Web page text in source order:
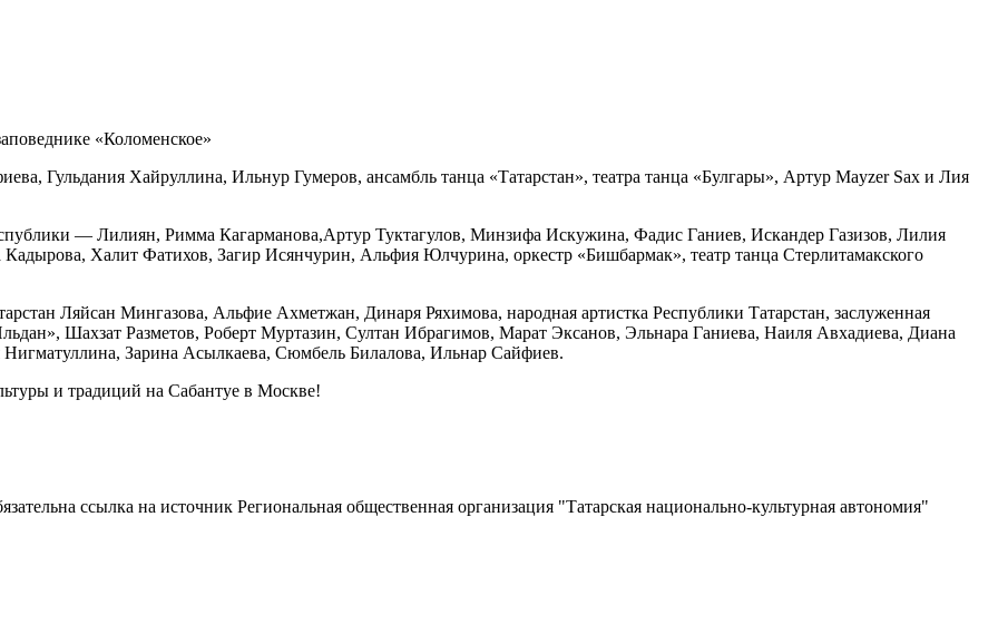
«Коломенское»
Гульдания Хайруллина, Ильнур Гумеров, ансамбль танца «Татарстан», театра танца «Булгары», Артур Mayzer Sax и Лия
— Лилиян, Римма Кагарманова,Артур Туктагулов, Минзифа Искужина, Фадис Ганиев, Искандер Газизов, Лилия
Халит Фатихов, Загир Исянчурин, Альфия Юлчурина, оркестр «Бишбармак», театр танца Стерлитамакского
Ляйсан Мингазова, Альфие Ахметжан, Динаря Ряхимова, народная артистка Республики Татарстан, заслуженная
Шахзат Разметов, Роберт Муртазин, Султан Ибрагимов, Марат Эксанов, Эльнара Ганиева, Наиля Авхадиева, Диана
Зарина Асылкаева, Сюмбель Билалова, Ильнар Сайфиев.
и традиций на Сабантуе в Москве!
ссылка на источник Региональная общественная организация "Татарская национально-культурная автономия"